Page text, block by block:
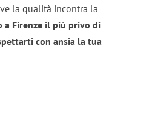
la qualità incontra la
a Firenze il più privo di
con ansia la tua